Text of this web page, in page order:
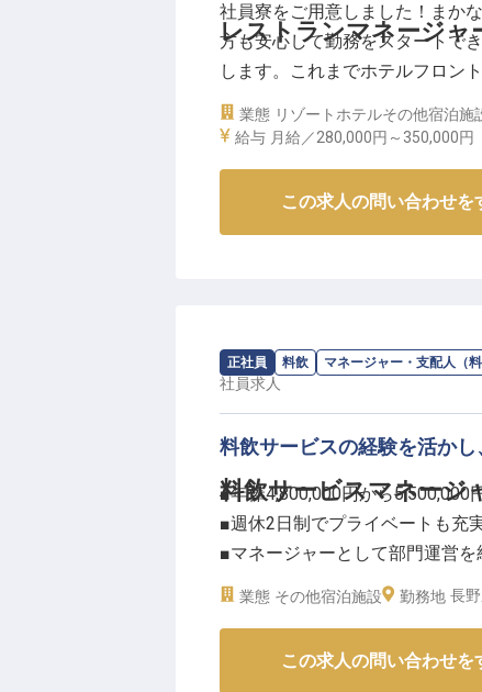
レストランマネージャ
社員寮をご用意しました！まか
方も安心して勤務をスタートで
します。これまでホテルフロン
ストランで活躍しませんか？管
貸切風呂やグランピング施設を
業態 リゾートホテルその他宿泊施
給与 月給／280,000円～ 350,000円
この求人の問い合わせを
正社員 料飲 マネージャー・支配人（料
料飲サービスマネージ
求人情報：ANAホリデイ・インリゾ
社員求人
料飲サービスの経験を活かし
■年俸4,800,000円から5,500,000
■週休2日制でプライベートも充
■マネージャーとして部門運営を
■マイカー通勤可能で通勤も快適
当施設では、お客様一人ひとり
業態 その他宿泊施設 勤務地 長
この求人の問い合わせを